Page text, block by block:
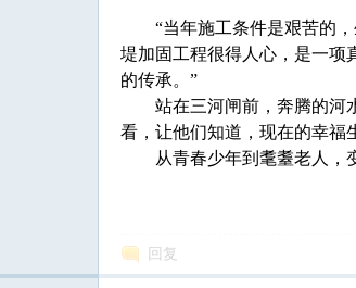
“当年施工条件是艰苦的，
堤加固工程很得人心，是一项
的传承。”
站在三河闸前，奔腾的河水
看，让他们知道，现在的幸福
从青春少年到耄耋老人，变
回复